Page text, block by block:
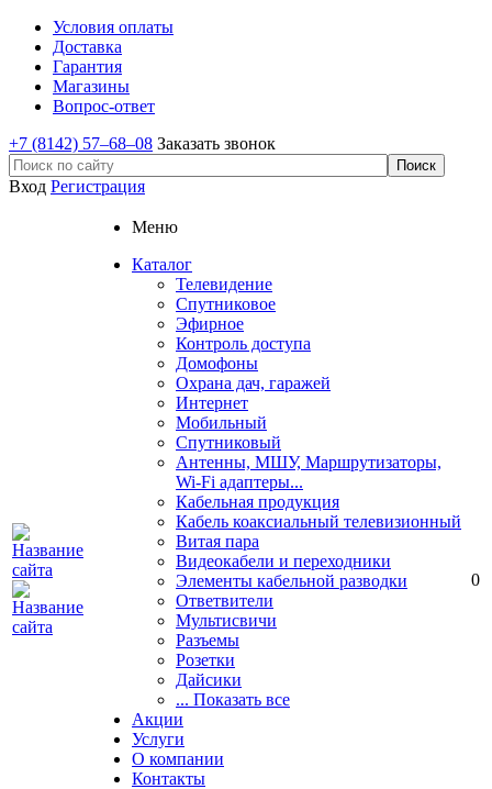
Условия оплаты
Доставка
Гарантия
Магазины
Вопрос-ответ
+7 (8142) 57–68–08 Заказать звонок
Вход Регистрация
Меню
Каталог
Телевидение
Спутниковое
Эфирное
Контроль доступа
Домофоны
Охрана дач, гаражей
Интернет
Мобильный
Спутниковый
Антенны, МШУ, Маршрутизаторы,
Wi-Fi адаптеры...
Кабельная продукция
Кабель коаксиальный телевизионный
Витая пара
Видеокабели и переходники
Элементы кабельной разводки
Ответвители
Мультисвичи
Разъемы
Розетки
Дайсики
... Показать все
Акции
Услуги
О компании
Контакты
0